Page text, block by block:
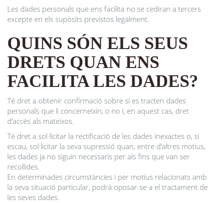
Les dades personals que ens facilita no se cediran a tercers
excepte en els supòsits previstos legalment.
QUINS SÓN ELS SEUS
DRETS QUAN ENS
FACILITA LES DADES?
Té dret a obtenir confirmació sobre si es tracten dades
personals que li concerneixin, o no i, en aquest cas, dret
d’accés als mateixos.
Té dret a sol·licitar la rectificació de les dades inexactes o, si
escau, sol·licitar la seva supressió quan, entre d’altres motius,
les dades ja no siguin necessaris per als fins que van ser
recollides.
En determinades circumstàncies i per motius relacionats amb
la seva situació particular, podrà oposar-se a el tractament de
les seves dades.